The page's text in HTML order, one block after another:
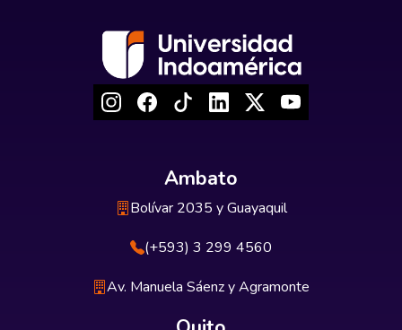
Ambato
Bolívar 2035 y Guayaquil
(+593) 3 299 4560
Av. Manuela Sáenz y Agramonte